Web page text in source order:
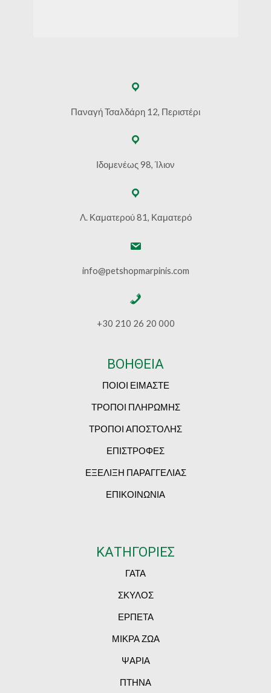
Παναγή Τσαλδάρη 12, Περιστέρι
Ιδομενέως 98, Ίλιον
Λ. Καματερού 81, Καματερό
info@petshopmarpinis.com
+30 210 26 20 000
ΒΟΗΘΕΙΑ
ΠΟΙΟΙ ΕΙΜΑΣΤΕ
ΤΡΟΠΟΙ ΠΛΗΡΩΜΗΣ
ΤΡΟΠΟΙ ΑΠΟΣΤΟΛΗΣ
ΕΠΙΣΤΡΟΦΕΣ
ΕΞΕΛΙΞΗ ΠΑΡΑΓΓΕΛΙΑΣ
ΕΠΙΚΟΙΝΩΝΙΑ
ΚΑΤΗΓΟΡΙΕΣ
ΓΑΤΑ
ΣΚΥΛΟΣ
ΕΡΠΕΤΑ
ΜΙΚΡΑ ΖΩΑ
ΨΑΡΙΑ
ΠΤΗΝΑ